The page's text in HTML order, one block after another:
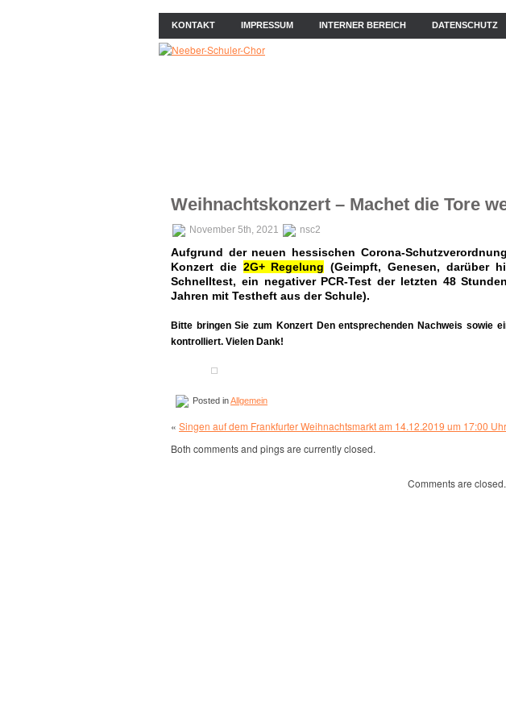
KONTAKT IMPRESSUM INTERNER BEREICH DATENSCHUTZ
Weihnachtskonzert – Machet die Tore
November 5th, 2021 nsc2
Aufgrund der neuen hessischen Corona-
Konzert die 2G+ Regelung (Geimpft, Genesen, darüber
Schnelltest, ein negativer PCR-Test der letzten 48
Jahren mit Testheft aus der Schule).
Bitte bringen Sie zum Konzert Den entsprechenden Nachweis sowie
kontrolliert. Vielen Dank!
Posted inAllgemein
« Singen auf dem Frankfurter Weihnachtsmarkt am 14.12.2019 um 17:00 Uhr
Both comments and pings are currently closed.
Comments are closed.